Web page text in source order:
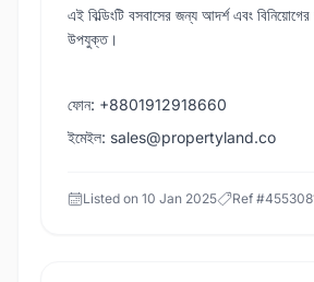
এই বিল্ডিংটি বসবাসের জন্য আদর্শ এবং
উপযুক্ত।
ফোন: +8801912918660
ইমেইল: sales@propertyland.co
Listed on 10 Jan 2025 Ref #